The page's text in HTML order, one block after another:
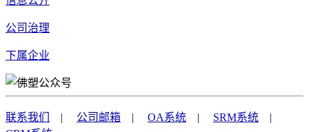
公司治理
下属企业
联系我们 | 公司邮箱 | OA系统 | SRM系统 |